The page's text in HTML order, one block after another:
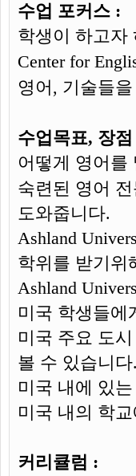
수업 포커스 :
학생이 하고자
Center for
영어, 기술들
수업목표, 장
어떻게 영어를
숙련된 영어
도와줍니다.
Ashland
학위를 받기위
Ashland
미국 학생들에
미국 주요 도
볼 수 있습니다.
미국 내에 있
미국 내의 학
커리큘럼 :